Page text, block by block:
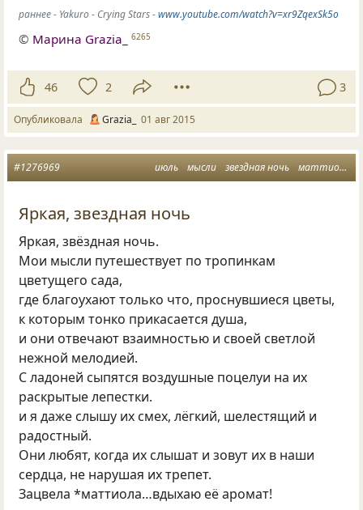
раннее - Yakuro - Crying Stars -www.youtube.com/watch?v=xr9ZqexSk5o
© Марина Grazia_ 6265
46 2 3
Опубликовала Grazia_ 01 авг 2015
июль мысли звездная ночь маттиола
#1276969
Яркая, звездная ночь
Яркая, звёздная ночь.
Мои мысли путешествует по тропинкам
цветущего сада,
где благоухают только что, проснувшиеся цветы,
к которым тонко прикасается душа,
и они отвечают взаимностью и своей светлой
нежной мелодией.
С ладоней сыпятся воздушные поцелуи на их
раскрытые лепестки.
и я даже слышу их смех, лёгкий, шелестящий и
радостный.
Они любят, когда их слышат и зовут их в наши
сердца, не нарушая их трепет.
Зацвела *маттиола…вдыхаю её аромат!